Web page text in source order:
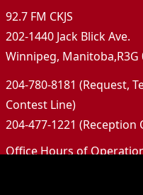
92.7 FM CKJS
202-1440 Jack Blick Ave.
Winnipeg, Manitoba,R3G
204-780-8181 (Request,
Contest Line)
204-477-1221 (Reception
Office Hours of